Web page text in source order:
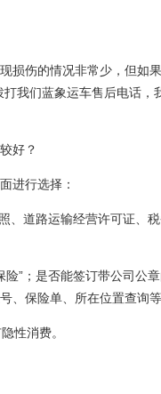
损伤的情况非常少，但如
我们蓝象运车售后电话，
好？
进行选择：
、道路运输经营许可证、
”；是否能签订带公司公
、保险单、所在位置查询等
性消费。